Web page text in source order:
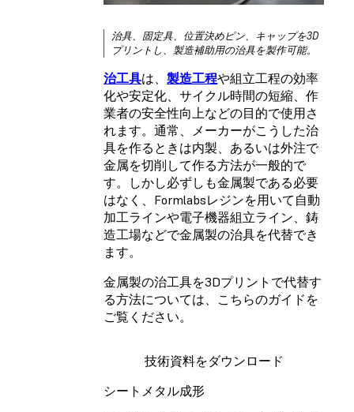
治具、固定具、位置決めピン、キャップを3D
プリントし、製造補助用の治具を製作可能。
治工具は、 製造工程や組立工程の効率
化や安定化、サイクル時間の短縮、作
業者の安全性向上などの目的で使用さ
れます。通常、メーカーがこうした治
具を作るときは内製、あるいは外注で
金属を切削して作る方法が一般的で
す。しかし必ずしも金属製である必要
はなく、Formlabsレジンを用いて自動
加工ラインや電子機器組立ライン、鋳
造工場などで金属製の治具を代替でき
ます。
金属製の治工具を3Dプリントで代替す
る方法については、こちらのガイドを
ご覧ください。
技術資料をダウンロード
シートメタル成形